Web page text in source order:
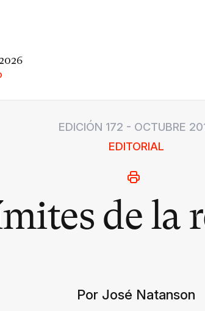
EDICIÓN 172 - OCTUBRE
EDITORIAL
de la
Por José Natanson